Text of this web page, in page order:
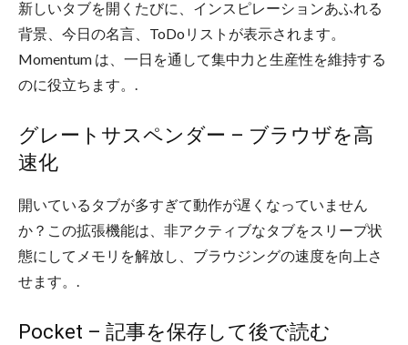
新しいタブを開くたびに、インスピレーションあふれる
背景、今日の名言、ToDoリストが表示されます。
Momentum は、一日を通して集中力と生産性を維持する
のに役立ちます。.
グレートサスペンダー – ブラウザを高
速化
開いているタブが多すぎて動作が遅くなっていません
か？この拡張機能は、非アクティブなタブをスリープ状
態にしてメモリを解放し、ブラウジングの速度を向上さ
せます。.
Pocket – 記事を保存して後で読む